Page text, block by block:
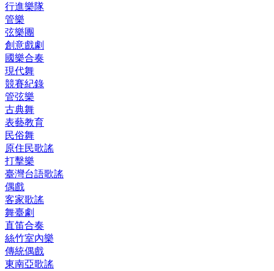
行進樂隊
管樂
弦樂團
創意戲劇
國樂合奏
現代舞
競賽紀錄
管弦樂
古典舞
表藝教育
民俗舞
原住民歌謠
打擊樂
臺灣台語歌謠
偶戲
客家歌謠
舞臺劇
直笛合奏
絲竹室內樂
傳統偶戲
東南亞歌謠